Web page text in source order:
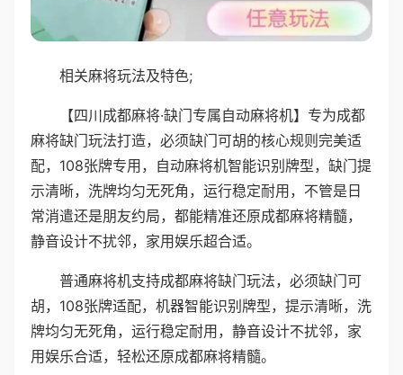
相关麻将玩法及特色;
【四川成都麻将·缺门专属自动麻将机】专为成都
麻将缺门玩法打造，必须缺门可胡的核心规则完美适
配，108张牌专用，自动麻将机智能识别牌型，缺门提
示清晰，洗牌均匀无死角，运行稳定耐用，不管是日
常消遣还是朋友约局，都能精准还原成都麻将精髓，
静音设计不扰邻，家用娱乐超合适。
普通麻将机支持成都麻将缺门玩法，必须缺门可
胡，108张牌适配，机器智能识别牌型，提示清晰，洗
牌均匀无死角，运行稳定耐用，静音设计不扰邻，家
用娱乐合适，轻松还原成都麻将精髓。